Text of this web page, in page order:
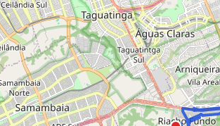
Balão - Via Nb 4 / Segunda Avenida / Ra Viii
Segunda Avenida / Ra Viii
Balão - Via Nb 4 / Segunda Avenida / Ra Viii
Via Nb 4 / Ra Viii
Balão - Via Nbr 4 / Avenida Central / Ra Viii